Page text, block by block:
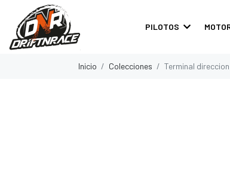
PILOTOS
Inicio Colecciones Terminal